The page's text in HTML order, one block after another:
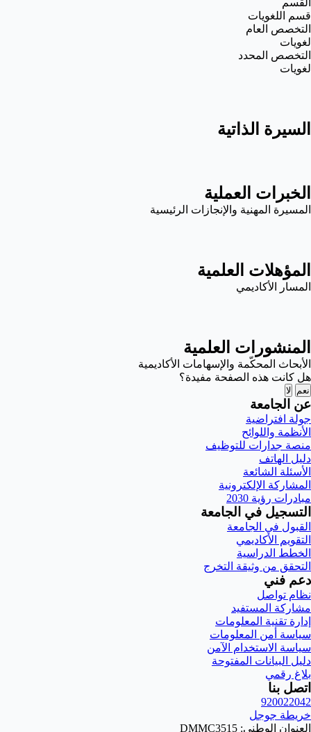
القسم
قسم اللغويات
التخصص العام
لغويات
التخصص المحدد
لغويات
السيرة الذاتية
الخبرات العملية
المسيرة المهنية والإنجازات الرئيسية
المؤهلات العلمية
المسار الأكاديمي
المنشورات العلمية
الأبحاث المحكّمة والإسهامات الأكاديمية
هل كانت هذه الصفحة مفيدة؟
نعم لا
عن الجامعة
جولة افتراضية
الأنظمة واللوائح
منصة جدارات للتوظيف
دليل الهاتف
الأسئلة الشائعة
المشاركة الإلكترونية
مبادرات رؤية 2030
التسجيل في الجامعة
القبول في الجامعة
التقويم الأكاديمي
الخطط الدراسية
التحقق من وثيقة التخرج
دعم فني
نظام تواصل
مشاركة المستفيد
إدارة تقنية المعلومات
سياسة أمن المعلومات
سياسة الاستخدام الآمن
دليل البيانات المفتوحة
بلاغ رقمي
اتصل بنا
920022042
خريطة جوجل
العنوان الوطني: DMMC3515